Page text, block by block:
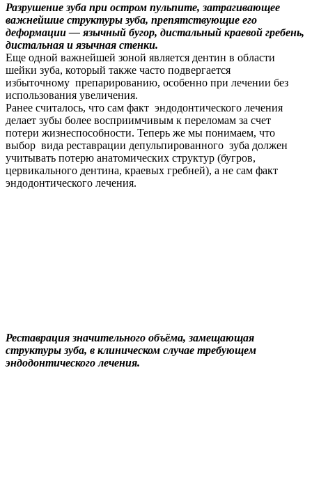
Разрушение зуба при остром пульпите, затрагивающее
важнейшие структуры зуба, препятствующие его
деформации — язычный бугор, дистальный краевой гребень,
дистальная и язычная стенки.
Еще одной важнейшей зоной является дентин в области
шейки зуба, который также часто подвергается
избыточному препарированию, особенно при лечении без
использования увеличения.
Ранее считалось, что сам факт эндодонтического лечения
делает зубы более восприимчивым к переломам за счет
потери жизнеспособности. Теперь же мы понимаем, что
выбор вида реставрации депульпированного зуба должен
учитывать потерю анатомических структур (бугров,
цервикального дентина, краевых гребней), а не сам факт
эндодонтического лечения.
Реставрация значительного объёма, замещающая
структуры зуба, в клиническом случае требующем
эндодонтического лечения.